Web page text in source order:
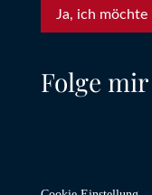
Ja, ich
Folge